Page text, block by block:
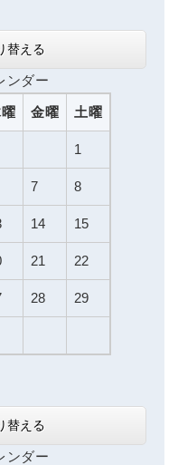
替える
ンダー
金曜 土曜
1
7 8
14 15
21 22
28 29
替える
ンダー